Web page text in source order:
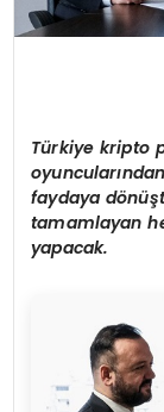
Türkiye kripto
oyuncuları
faydaya dö
tamamlayan
yapacak.